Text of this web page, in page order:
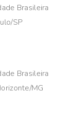
Brasileira
SP
Brasileira
MG